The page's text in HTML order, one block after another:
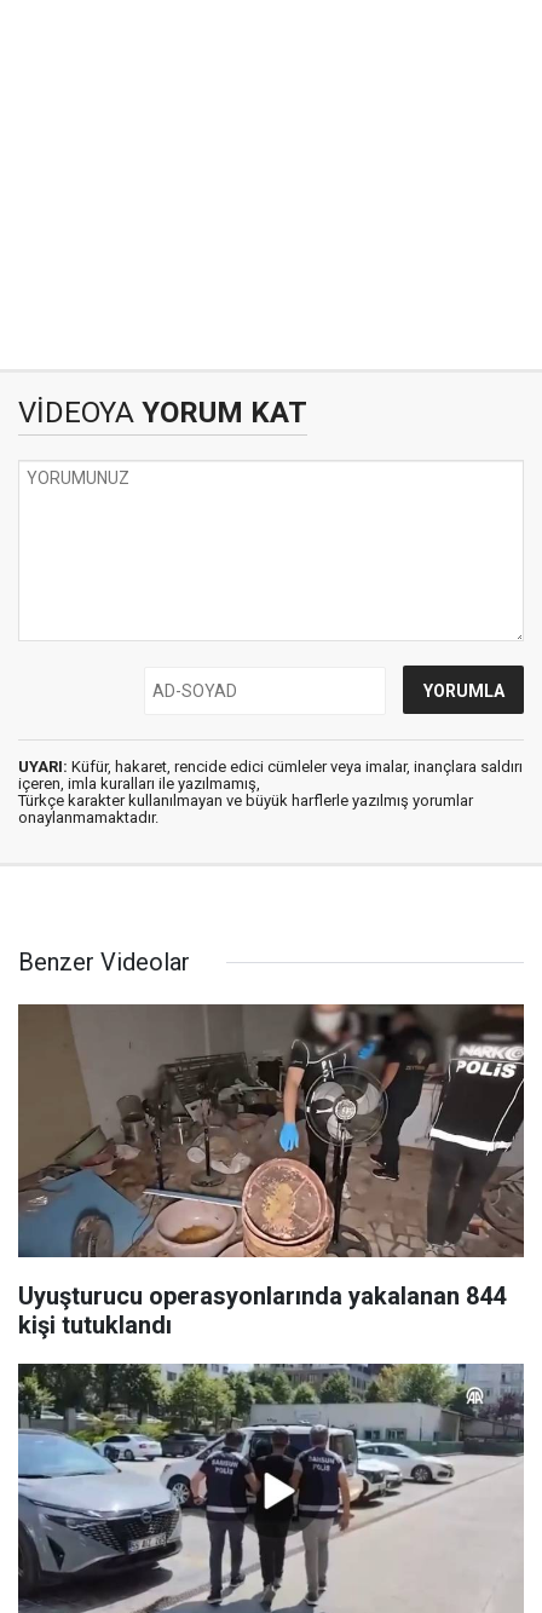
VİDEOYA YORUM KAT
UYARI: Küfür, hakaret, rencide edici cümleler veya imalar, inançlara saldırı
içeren, imla kuralları ile yazılmamış,
Türkçe karakter kullanılmayan ve büyük harflerle yazılmış yorumlar
onaylanmamaktadır.
Benzer Videolar
Uyuşturucu operasyonlarında yakalanan 844
kişi tutuklandı